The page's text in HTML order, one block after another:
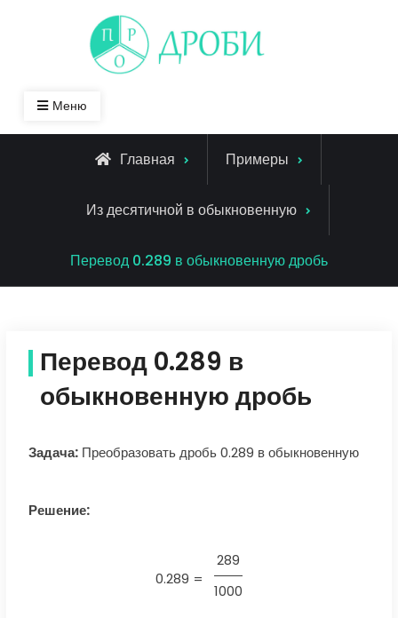
Меню
Главная Примеры
Из десятичной в обыкновенную
Перевод 0.289 в обыкновенную дробь
Перевод 0.289 в
обыкновенную дробь
Задача:Преобразовать дробь 0.289 в обыкновенную
Решение:
0.289 =
289
1000